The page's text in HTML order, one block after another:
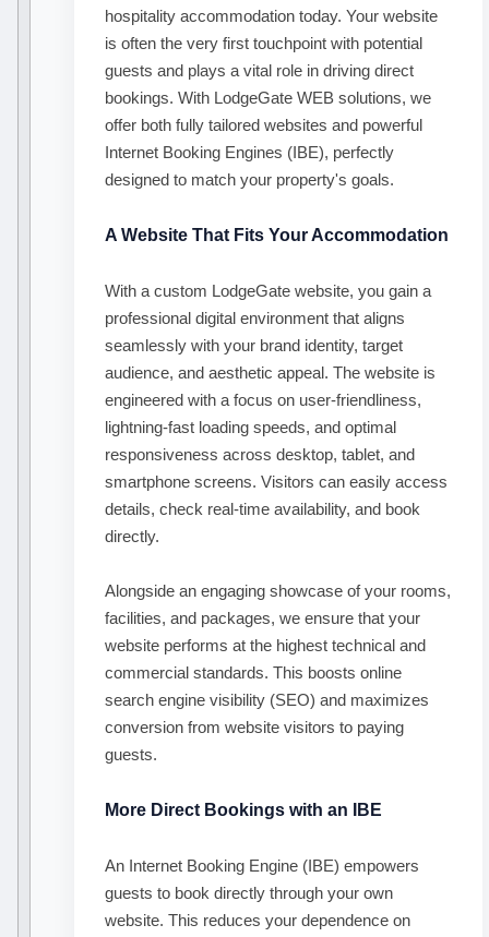
hospitality accommodation today. Your website
is often the very first touchpoint with potential
guests and plays a vital role in driving direct
bookings. With LodgeGate WEB solutions, we
offer both fully tailored websites and powerful
Internet Booking Engines (IBE), perfectly
designed to match your property's goals.
A Website That Fits Your Accommodation
With a custom LodgeGate website, you gain a
professional digital environment that aligns
seamlessly with your brand identity, target
audience, and aesthetic appeal. The website is
engineered with a focus on user-friendliness,
lightning-fast loading speeds, and optimal
responsiveness across desktop, tablet, and
smartphone screens. Visitors can easily access
details, check real-time availability, and book
directly.
Alongside an engaging showcase of your rooms,
facilities, and packages, we ensure that your
website performs at the highest technical and
commercial standards. This boosts online
search engine visibility (SEO) and maximizes
conversion from website visitors to paying
guests.
More Direct Bookings with an IBE
An Internet Booking Engine (IBE) empowers
guests to book directly through your own
website. This reduces your dependence on